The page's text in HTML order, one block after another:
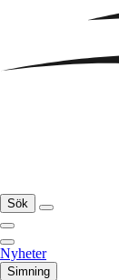
Sök
Nyheter
Simning